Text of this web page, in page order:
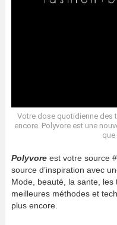
Votre dose quotidienne des
encore. Polyvore est une
que
Polyvore est votre source
source d’inspiration avec
Mode, beauté, la sante,
meilleures méthodes et
plus encore.